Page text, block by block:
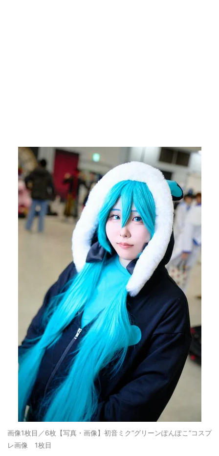
画像1枚目／6枚 【写真・画像】初音ミク“グリーンぽんぽこ”コスプ
レ画像 1枚目